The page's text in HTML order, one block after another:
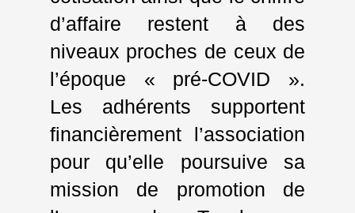
d’affaire restent à des
niveaux proches de ceux de
l’époque « pré-COVID ».
Les adhérents supportent
financièrement l’association
pour qu’elle poursuive sa
mission de promotion de